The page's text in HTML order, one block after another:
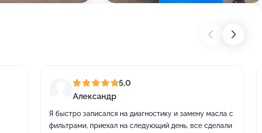
5,0
Александр
Я быстро записался на диагностику и замену масла с
фильтрами, приехал на следующий день, все сделали